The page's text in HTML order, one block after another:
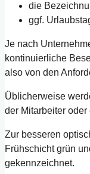
die
ggf.
Je nach
kontinuierliche
also von den
Üblicherweise
der Mitarbeiter oder
Zur besseren
Frühschicht grün
gekennzeichnet.